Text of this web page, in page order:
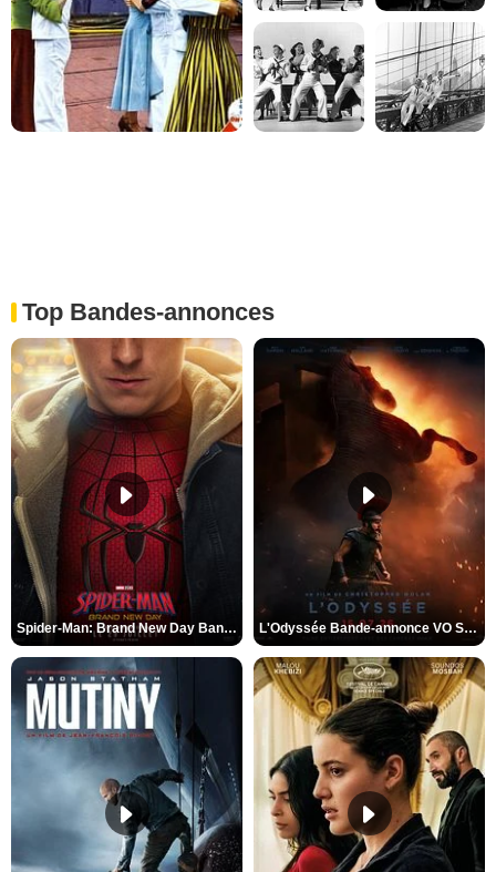
Top Bandes-annonces
Spider-Man: Brand New Day Bande-annonce VO STFR L'Odyssée Bande-annonce VO STFR